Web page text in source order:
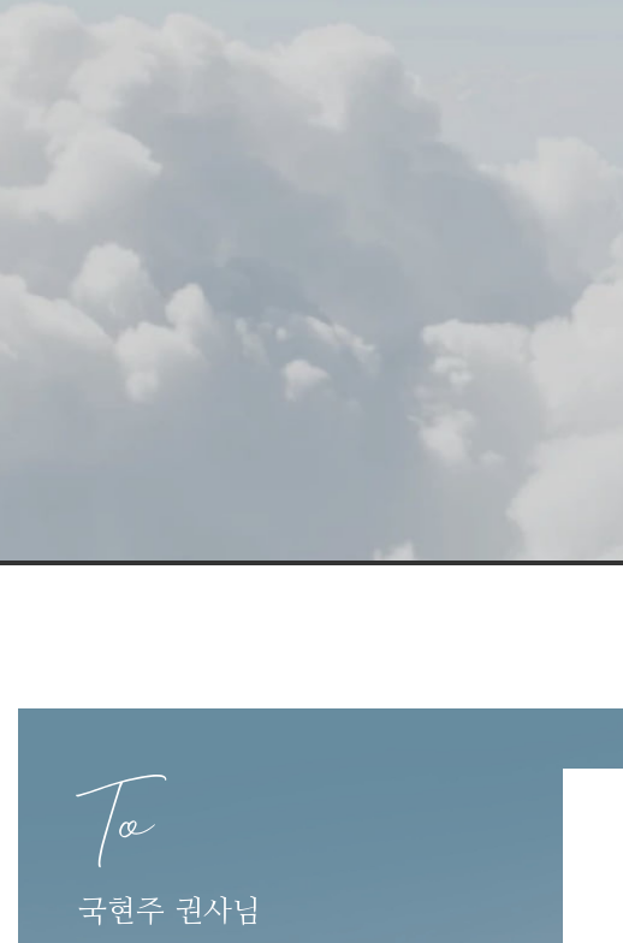
To
국현주 권사님